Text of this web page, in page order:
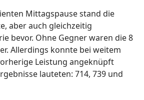
Mittagspause stand die
aber auch gleichzeitig
bevor. Ohne Gegner waren die 8
Allerdings konnte bei weitem
Leistung angeknüpft
lauteten: 714, 739 und